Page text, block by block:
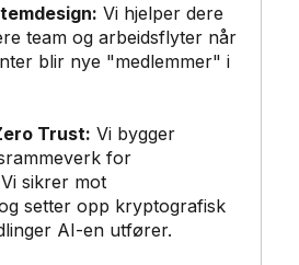
Vi hjelper dere
team og arbeidsflyter når
blir nye "medlemmer" i
Trust: Vi bygger
for
sikrer mot
setter opp kryptografisk
AI-en utfører.